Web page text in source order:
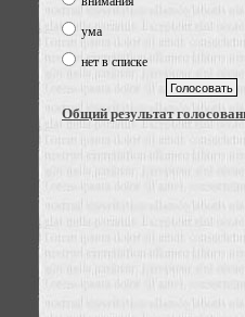
ума
нет в списке
Общий результат